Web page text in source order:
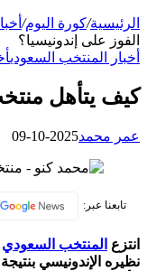
الرئيسية/كورة اليوم/
الفوز على إندونيسيا؟
أخبار المنتخب السعودي
كيف يتأهل منتخب
عمر محمد2025-10-09
تابعنا عبر:
انتزع المنتخب السعودي